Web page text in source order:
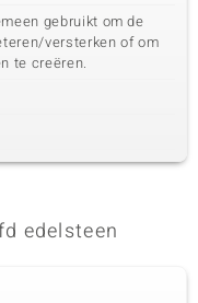
gebruikt om de
versterken of om
te creëren.
edelsteen